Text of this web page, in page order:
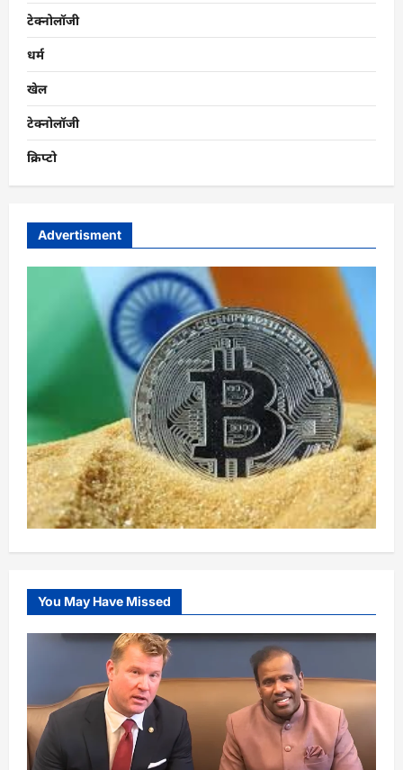
टेक्नोलॉजी
धर्म
खेल
टेक्नोलॉजी
क्रिप्टो
Advertisment
You May Have Missed